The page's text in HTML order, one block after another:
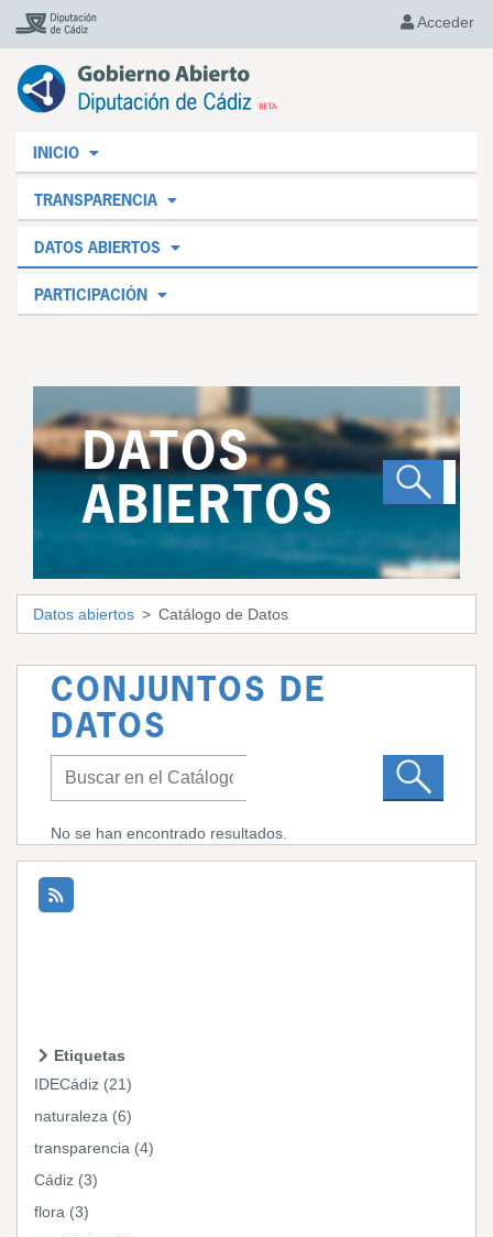
Acceder
INICIO
TRANSPARENCIA
DATOS ABIERTOS
PARTICIPACIÓN
DATOS
ABIERTOS
Datos abiertos Catálogo de Datos
CONJUNTOS DE
DATOS
No se han encontrado resultados.
Etiquetas
IDECádiz (21)
naturaleza (6)
transparencia (4)
Cádiz (3)
flora (3)